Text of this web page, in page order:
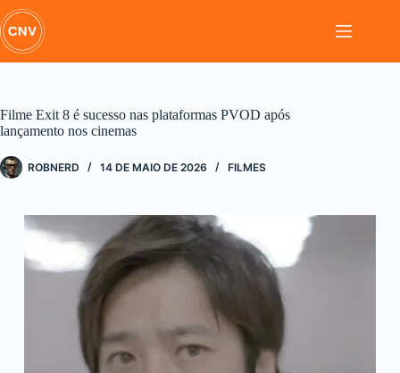
Pular
para
o
conteúdo
Filme Exit 8 é sucesso nas plataformas PVOD após
lançamento nos cinemas
ROBNERD 14 DE MAIO DE 2026 FILMES